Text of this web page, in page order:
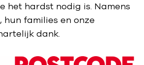
het hardst nodig is. Namens
hun families en onze
dank.